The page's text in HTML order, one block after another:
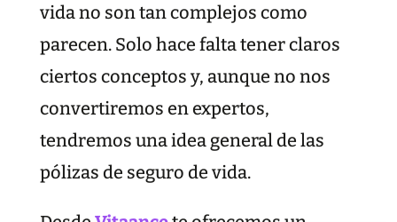
vida no son tan complejos como
parecen. Solo hace falta tener claros
ciertos conceptos y, aunque no nos
convertiremos en expertos,
tendremos una idea general de las
pólizas de seguro de vida.